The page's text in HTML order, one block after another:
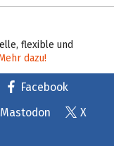
flexible und
dazu!
Facebook
Mastodon
X